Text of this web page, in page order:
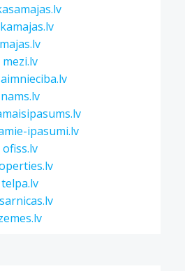
majas.lv
mezi.lv
nams.lv
ipasumi.lv
ofiss.lv
telpa.lv